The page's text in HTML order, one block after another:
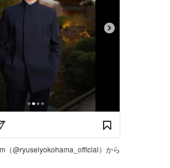
（@ryuseiyokohama_official）から